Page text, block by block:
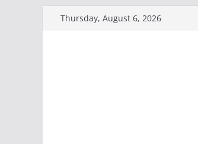
Thursday, August 6, 2026